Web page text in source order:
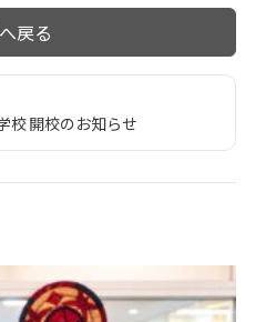
戻る
校 開校のお知らせ